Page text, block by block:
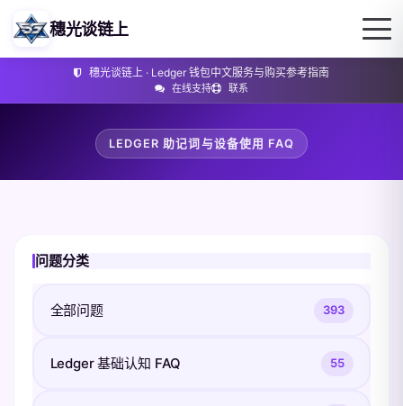
穗光谈链上 · Ledger 钱包中文服务与购买参考指南
在线支持 联系
穗光谈链上
LEDGER 助记词与设备使用 FAQ
问题分类
全部问题 393
Ledger 基础认知 FAQ 55